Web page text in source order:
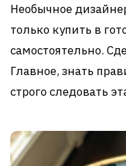
Необычное
только купить в
самостоятельно.
Главное, знать
строго следовать